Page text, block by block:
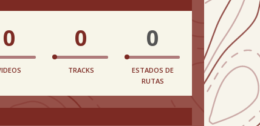
0 0
TRACKS
0
ESTADOS DE
RUTAS